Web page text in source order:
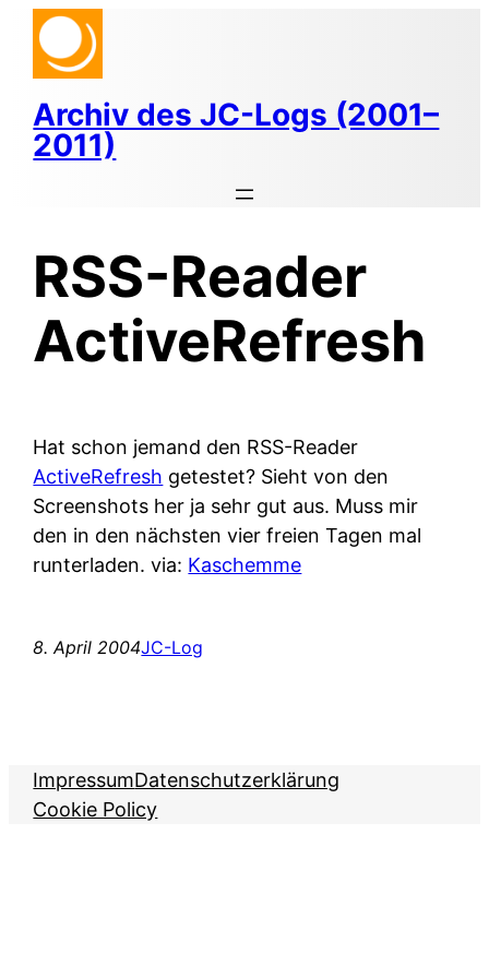
Zum
Inhalt
springen
Archiv des JC-Logs (2001–
2011)
RSS-Reader
ActiveRefresh
Hat schon jemand den RSS-Reader
ActiveRefresh getestet? Sieht von den
Screenshots her ja sehr gut aus. Muss mir
den in den nächsten vier freien Tagen mal
runterladen. via: Kaschemme
8. April 2004JC-Log
ImpressumDatenschutzerklärung
Cookie Policy